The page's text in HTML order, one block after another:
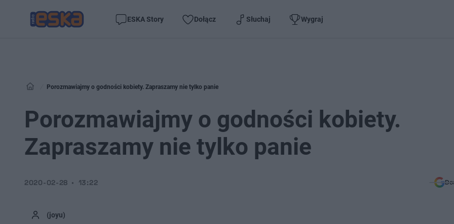
ESKA Story Dołącz Słuchaj Wygraj
Porozmawiajmy o godności kobiety. Zapraszamy nie tylko panie
Porozmawiajmy o godności kobiety.
Zapraszamy nie tylko panie
(joyu)
2020-02-28 13:22